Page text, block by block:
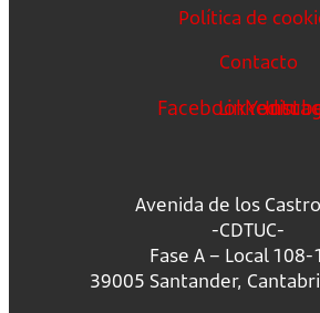
Política de
Contacto
FacebookLinkedin
Avenida de los
-CDTUC-
Fase A – Local 108-
39005 Santander,